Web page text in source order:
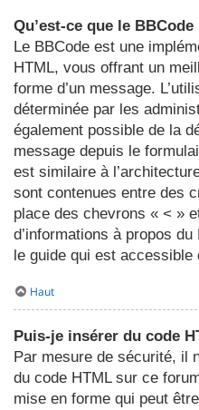
Qu’est-ce que le BBCode
Le BBCode est une
HTML, vous offrant un
forme d’un message.
déterminée par les
également possible de la
message depuis le
est similaire à
sont contenues entre des
place des chevrons « < »
d’informations à propos
le guide qui est
Haut
Puis-je insérer du code
Par mesure de sécurité, il
du code HTML sur ce
mise en forme qui peut